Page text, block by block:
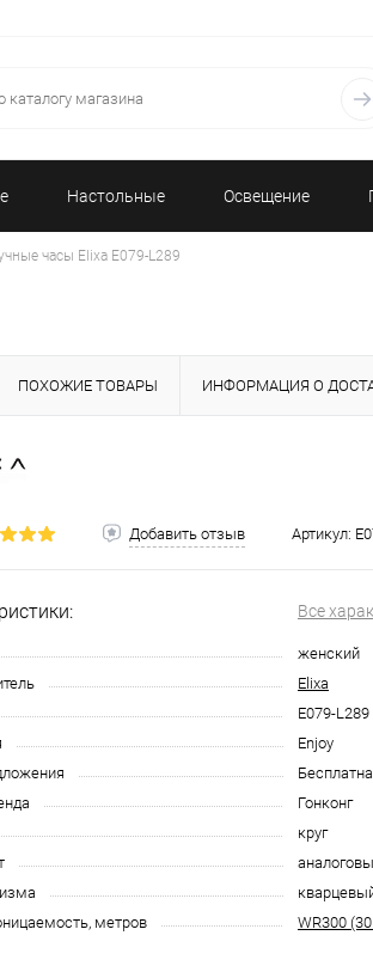
Настольные Освещение
часы Elixa E079-L289
ПОХОЖИЕ ТОВАРЫ ИНФОРМАЦИЯ О
Добавить отзыв Артикул:
Все
женский
Elixa
E079-L289
Enjoy
Гонконг
круг
метров
WR300